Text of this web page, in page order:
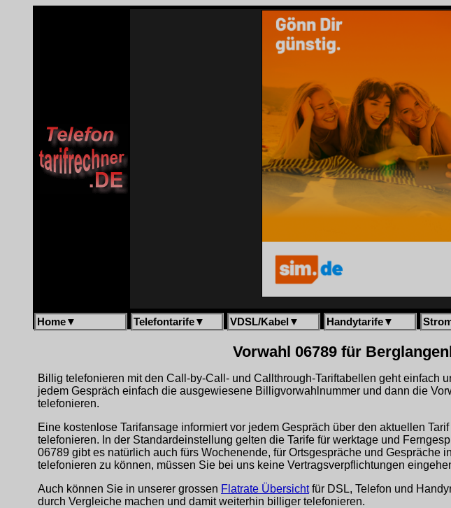
Home▼ Telefontarife▼ VDSL/Kabel ▼ Handytarife▼
Vorwahl 06789 für
Billig telefonieren mit den Call-by-Call- und Callthrough-Tariftabellen geht einfach
jedem Gespräch einfach die ausgewiesene Billigvorwahlnummer und dann die
telefonieren.
Eine kostenlose Tarifansage informiert vor jedem Gespräch über den aktuellen Tarif
telefonieren. In der Standardeinstellung gelten die Tarife für werktage und
06789 gibt es natürlich auch fürs Wochenende, für Ortsgespräche und Gespräche
telefonieren zu können, müssen Sie bei uns keine Vertragsverpflichtungen
Auch können Sie in unserer grossen Flatrate Übersichtfür DSL, Telefon und
durch Vergleiche machen und damit weiterhin billiger telefonieren.